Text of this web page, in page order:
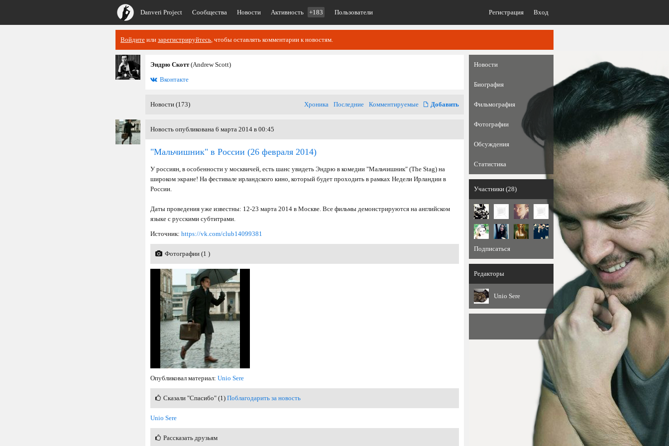
Danveri Project Сообщества Новости Активность +183 Пользователи Регистрация Вход
Войдите или зарегистрируйтесь, чтобы оставлять комментарии к новостям.
Эндрю Скотт(Andrew Scott)
Вконтакте
Новости (173) Хроника Последние Комментируемые Добавить
Новость опубликована 6 марта 2014 в 00:45
"Мальчишник" в России (26 февраля 2014)
У россиян, в особенности у москвичей, есть шанс увидеть Эндрю в комедии "Мальчишник" (The Stag) на
широком экране! На фестивале ирландского кино, который будет проходить в рамках Недели Ирландии в
России.
Даты проведения уже известны: 12-23 марта 2014 в Москве. Все фильмы демонстрируются на английском
языке с русскими субтитрами.
Источник: https://vk.com/club14099381
Фотографии (1 )
Опубликовал материал: Unio Sere
Сказали "Спасибо" (1) Поблагодарить за новость
Unio Sere
Рассказать друзьям
Новости
Биография
Фильмография
Фотографии
Обсуждения
Статистика
Участники (28)
Подписаться
Редакторы
Unio Sere